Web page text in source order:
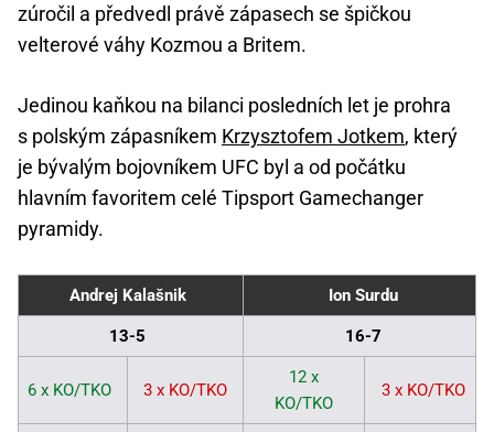
zúročil a předvedl právě zápasech se špičkou
velterové váhy Kozmou a Britem.
Jedinou kaňkou na bilanci posledních let je prohra
s polským zápasníkem Krzysztofem Jotkem, který
je bývalým bojovníkem UFC byl a od počátku
hlavním favoritem celé Tipsport Gamechanger
pyramidy.
Andrej Kalašnik Ion Surdu
13-5 16-7
6 x KO/TKO 3 x KO/TKO
12 x
KO/TKO
3 x KO/TKO